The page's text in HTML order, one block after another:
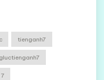
tienganh7